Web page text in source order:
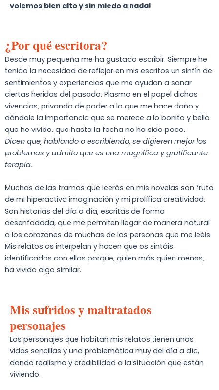
volemos bien alto y sin miedo a nada!
¿Por qué escritora?
Desde muy pequeña me ha gustado escribir. Siempre he
tenido la necesidad de reflejar en mis escritos un sinfín de
sentimientos y experiencias que me ayudan a sanar
ciertas heridas del pasado. Plasmo en el papel dichas
vivencias, privando de poder a lo que me hace daño y
dándole la importancia que se merece a lo bonito y bello
que he vivido, que hasta la fecha no ha sido poco.
Dicen que, hablando o escribiendo, se digieren mejor los
problemas y admito que es una magnífica y gratificante
terapia.
Muchas de las tramas que leerás en mis novelas son fruto
de mi hiperactiva imaginación y mi prolífica creatividad.
Son historias del día a día, escritas de forma
desenfadada, que me permiten llegar de manera natural
a los corazones de muchas de las personas que me leéis.
Mis relatos os interpelan y hacen que os sintáis
identificados con ellos porque, quien más quien menos,
ha vivido algo similar.
Mis sufridos y maltratados
personajes
Los personajes que habitan mis relatos tienen unas
vidas sencillas y una problemática muy del día a día,
dando realismo y credibilidad a la situación que están
viviendo.